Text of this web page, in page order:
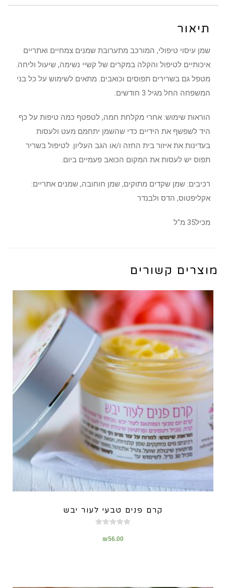
מ"ל
מוגבלת
תיאור
שמן עיסוי טיפולי, המורכב מתערובת שמנים צמחיים ואתריים
איכותיים לטיפול והקלה במקרים של קשיי נשימה, שיעול וליחה.
מטפל גם בשרירים תפוסים וכואבים. מתאים לשימוש על כל בני
המשפחה החל מגיל 3 חודשים.
הוראות שימוש: אחרי מקלחת חמה, לטפטף כמה טיפות על כף
היד לשפשף את הידיים כדי שהשמן יתחמם מעט ולעסות
בעדינות את איזור בית החזה ו/או הגב העליון. לטיפול בשריר
תפוס יש לעסות את המקום הכואב פעמיים ביום.
רכיבים: שמן שקדים מתוקים, שמן חוחובה, שמנים אתריים:
אקליפטוס, הדס ולבנדר
מכיל35 מ"ל
מוצרים קשורים
קרם פנים טבעי לעור יבש
5.00
₪56.00